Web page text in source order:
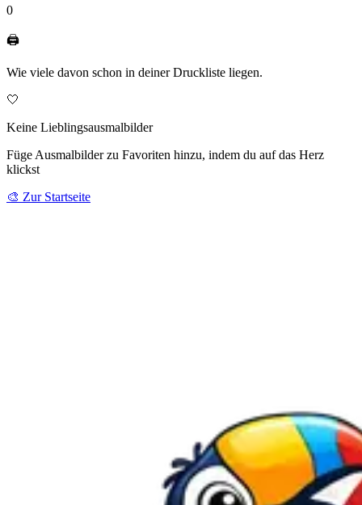
0
🖨️
Wie viele davon schon in deiner Druckliste liegen.
🤍
Keine Lieblingsausmalbilder
Füge Ausmalbilder zu Favoriten hinzu, indem du auf das Herz
klickst
🎨 Zur Startseite